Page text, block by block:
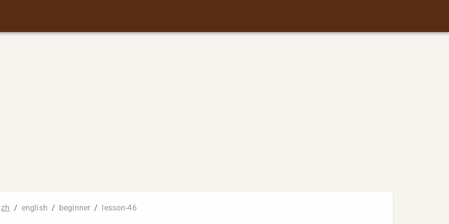
zh / english / beginner / lesson-46